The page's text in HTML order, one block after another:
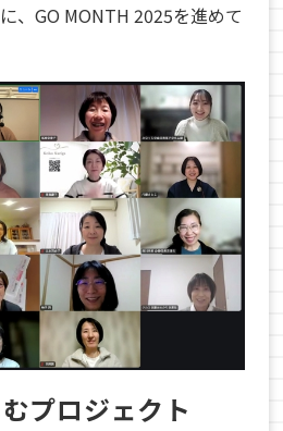
、GO MONTH 2025を進めて
プロジェクト